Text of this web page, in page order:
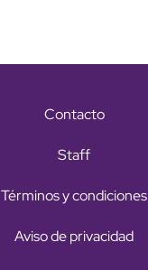
Contacto
Staff
Términos y condiciones
Aviso de privacidad